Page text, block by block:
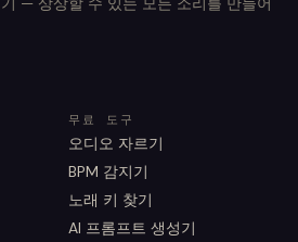
무료 도구
오디오 자르기
BPM 감지기
노래 키 찾기
AI 프롬프트 생성기